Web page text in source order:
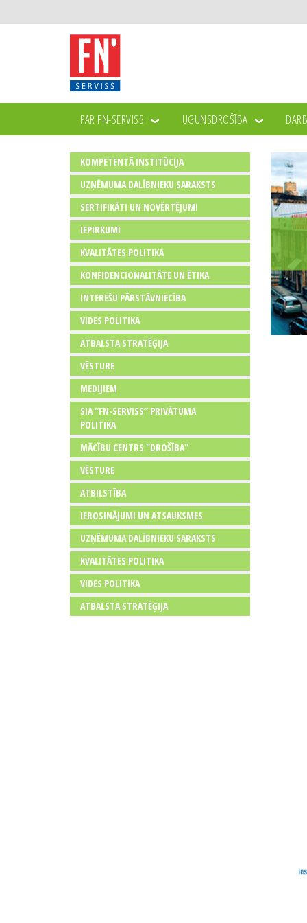
PAR FN-SERVISS UGUNSDROŠĪBA
KOMPETENTĀ INSTITŪCIJA
UZŅĒMUMA DALĪBNIEKU SARAKSTS
SERTIFIKĀTI UN NOVĒRTĒJUMI
IEPIRKUMI
KVALITĀTES POLITIKA
KONFIDENCIONALITĀTE UN ĒTIKA
INTEREŠU PĀRSTĀVNIECĪBA
VIDES POLITIKA
ATBALSTA STRATĒĢIJA
VĒSTURE
MEDIJIEM
SIA “FN-SERVISS” PRIVĀTUMA
POLITIKA
MĀCĪBU CENTRS "DROŠĪBA"
VĒSTURE
ATBILSTĪBA
IEROSINĀJUMI UN ATSAUKSMES
UZŅĒMUMA DALĪBNIEKU SARAKSTS
KVALITĀTES POLITIKA
VIDES POLITIKA
ATBALSTA STRATĒĢIJA